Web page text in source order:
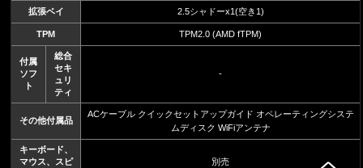
拡張ベイ 2.5シャドーx1(空き1)
TPM TPM2.0 (AMD fTPM)
付属
ソフ
ト
総合
セキ
ュリ
ティ
-
その他付属品
ACケーブル クイックセットアップガイド オペレーティングシステ
ムディスク WiFiアンテナ
キーボード、
マウス、スピ
別売